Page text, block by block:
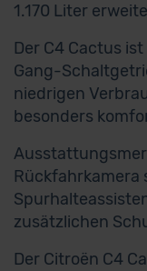
1.170 Liter
Der C4 Cactus
Gang-
niedrigen
besonders
Rückfahrkamera
zusätzlichen
Der Citroën C4